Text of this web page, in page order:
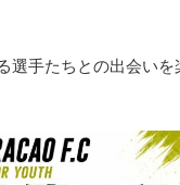
選手たちとの出会いを